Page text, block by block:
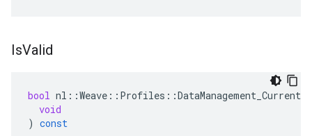
IsValid
bool nl ::Weave :: Profiles ::DataManagement_Current
void
) const